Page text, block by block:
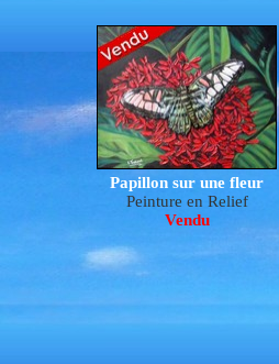
Papillon sur une fleur
Peinture en Relief
Vendu